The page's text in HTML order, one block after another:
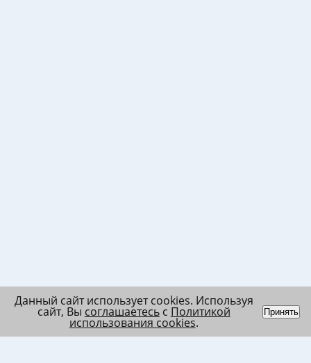
Данный сайт использует cookies. Используя
сайт, Вы соглашаетесьс Политикой
использования cookies.
Принять